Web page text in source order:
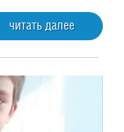
читать далее